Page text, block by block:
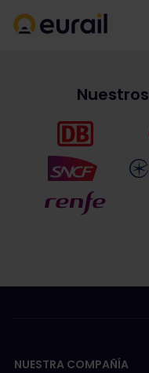
NUESTRA COMPAÑÍA